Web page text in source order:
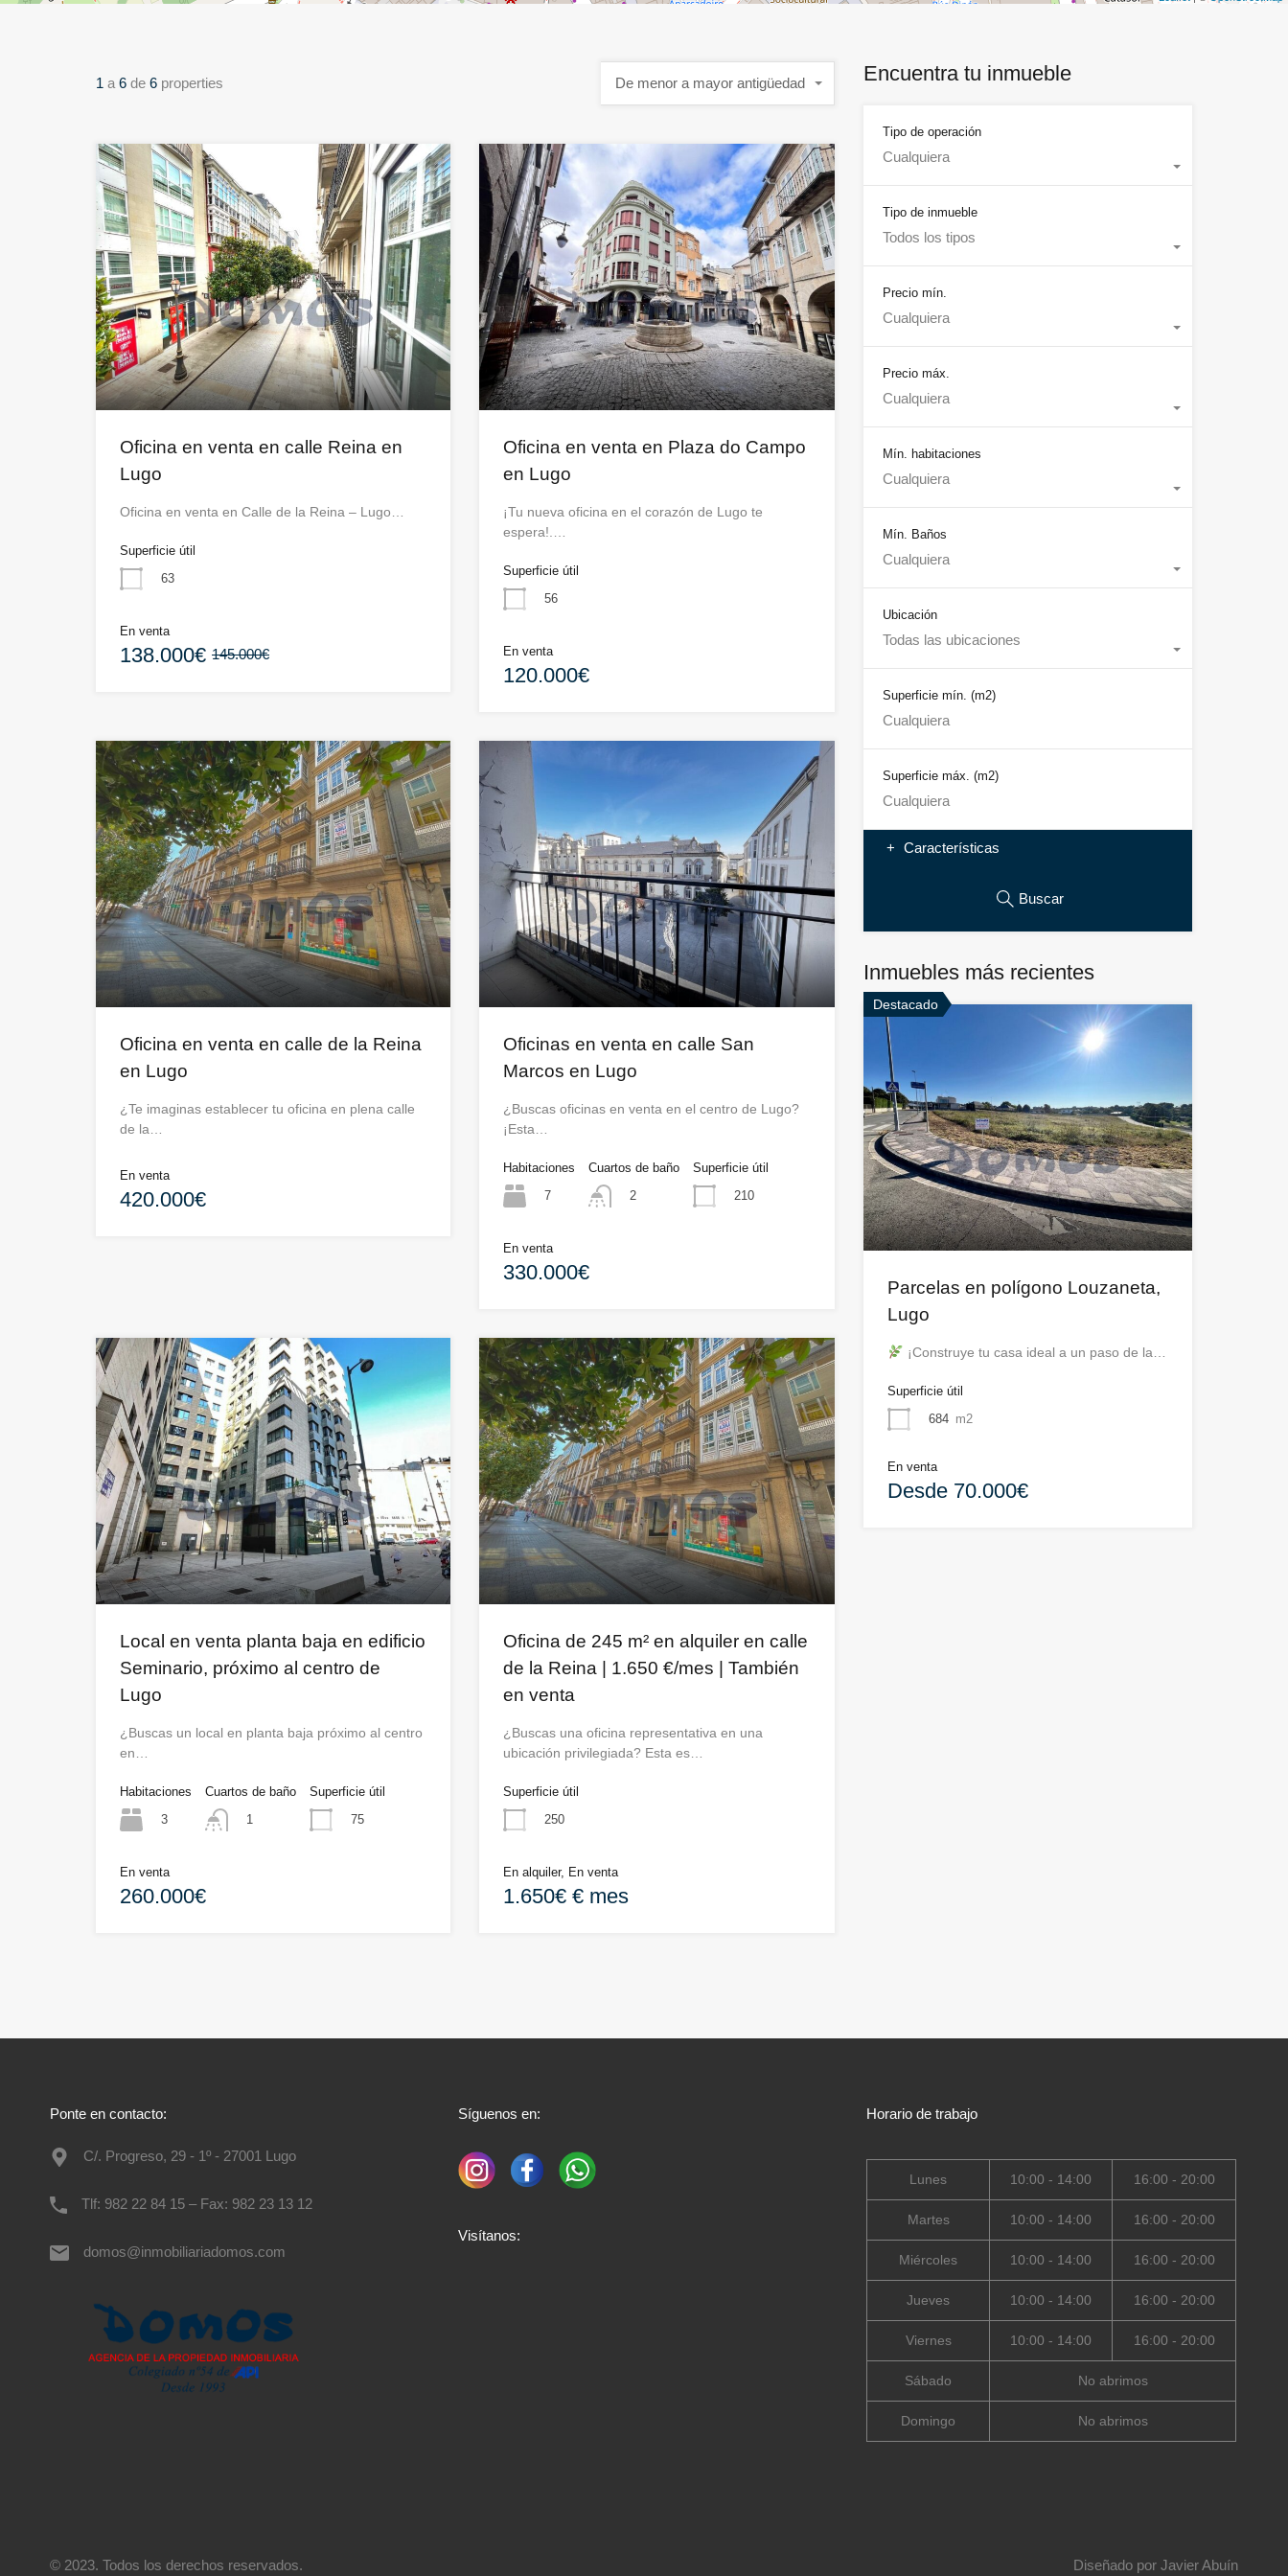
1 a 6 de 6 properties De menor a mayor antigüedad
Oficina en venta en calle Reina en
Lugo
Oficina en venta en Calle de la Reina – Lugo…
Superficie útil
63
En venta
138.000€ 145.000€
Oficina en venta en Plaza do Campo
en Lugo
¡Tu nueva oficina en el corazón de Lugo te
espera!.…
Superficie útil
56
En venta
120.000€
Oficina en venta en calle de la Reina
en Lugo
¿Te imaginas establecer tu oficina en plena calle
de la…
En venta
420.000€
Oficinas en venta en calle San
Marcos en Lugo
¿Buscas oficinas en venta en el centro de Lugo?
¡Esta…
Habitaciones
7
Cuartos de baño
2
Superficie útil
210
En venta
330.000€
Local en venta planta baja en edificio
Seminario, próximo al centro de
Lugo
¿Buscas un local en planta baja próximo al centro
en…
Habitaciones
3
Cuartos de baño
1
Superficie útil
75
En venta
260.000€
Oficina de 245 m² en alquiler en calle
de la Reina | 1.650 €/mes | También
en venta
¿Buscas una oficina representativa en una
ubicación privilegiada? Esta es…
Superficie útil
250
En alquiler, En venta
1.650€ € mes
Encuentra tu inmueble
Tipo de operación
Cualquiera
Tipo de inmueble
Todos los tipos
Precio mín.
Cualquiera
Precio máx.
Cualquiera
Mín. habitaciones
Cualquiera
Mín. Baños
Cualquiera
Ubicación
Todas las ubicaciones
Superficie mín. (m2)
Superficie máx. (m2)
Características
Buscar
Inmuebles más recientes
Destacado
Parcelas en polígono Louzaneta,
Lugo
¡Construye tu casa ideal a un paso de la…
Superficie útil
684 m2
En venta
Desde 70.000€
Ponte en contacto:
C/. Progreso, 29 - 1º - 27001 Lugo
Tlf: 982 22 84 15 – Fax: 982 23 13 12
domos@inmobiliariadomos.com
Síguenos en:
Visítanos:
Horario de trabajo
Lunes 10:00 - 14:00 16:00 - 20:00
Martes 10:00 - 14:00 16:00 - 20:00
Miércoles 10:00 - 14:00 16:00 - 20:00
Jueves 10:00 - 14:00 16:00 - 20:00
Viernes 10:00 - 14:00 16:00 - 20:00
Sábado No abrimos
Domingo No abrimos
© 2023. Todos los derechos reservados. Diseñado por Javier Abuín